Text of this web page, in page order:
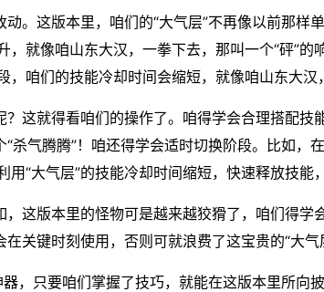
。这版本里，咱们的“大气层”不再像以前那样
，就像咱山东大汉，一拳下去，那叫一个“砰”
咱们的技能冷却时间会缩短，就像咱山东大汉
这就得看咱们的操作了。咱得学会合理搭配技
“杀气腾腾”！咱还得学会适时切换阶段。比如
“大气层”的技能冷却时间缩短，快速释放技能
这版本里的怪物可是越来越狡猾了，咱们得学
关键时刻使用，否则可就浪费了这宝贵的“大气
，只要咱们掌握了技巧，就能在这版本里所向